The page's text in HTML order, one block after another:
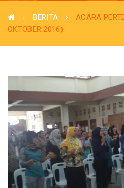
BERITA
ACARA
OKTOBER 2016)